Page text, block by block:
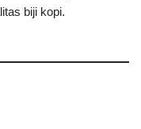
biji kopi.